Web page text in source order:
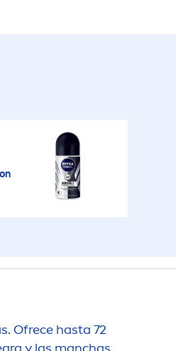
Ofrece hasta 72